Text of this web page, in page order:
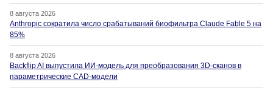
8 августа 2026
Anthropic сократила число срабатываний биофильтра Claude Fable 5 на
85%
8 августа 2026
Backflip AI выпустила ИИ-модель для преобразования 3D-сканов в
параметрические CAD-модели